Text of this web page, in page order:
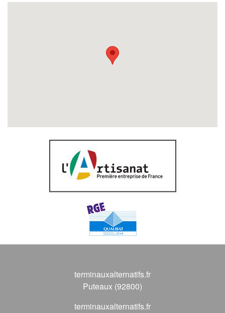
terminauxalternatifs.fr
Puteaux (92800)
terminauxalternatifs.fr